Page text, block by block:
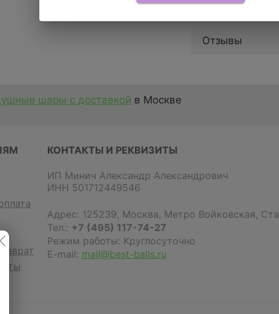
Описание
Отзывы
шары с доставкой в Москве
КОНТАКТЫ И РЕКВИЗИТЫ
ИП Минич Александр Александрович
ИНН 501712449546
Адрес: 125239, Москва, Метро Войковская,
Тел.: +7 (495) 117-74-27
Режим работы: Круглосуточно
E-mail: mail@best-balls.ru